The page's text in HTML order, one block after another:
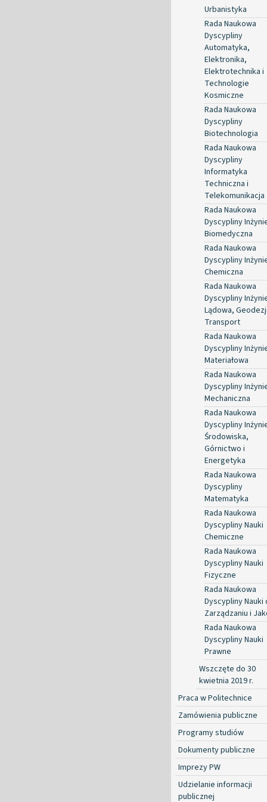
Urbanistyka
Rada Naukowa
Dyscypliny
Automatyka,
Elektronika,
Elektrotechnika i
Technologie
Kosmiczne
Rada Naukowa
Dyscypliny
Biotechnologia
Rada Naukowa
Dyscypliny
Informatyka
Techniczna i
Telekomunikacja
Rada Naukowa
Dyscypliny
Biomedyczna
Rada Naukowa
Dyscypliny
Chemiczna
Rada Naukowa
Dyscypliny
Lądowa,
Transport
Rada Naukowa
Dyscypliny
Materiałowa
Rada Naukowa
Dyscypliny
Mechaniczna
Rada Naukowa
Dyscypliny
Środowiska,
Górnictwo i
Energetyka
Rada Naukowa
Dyscypliny
Matematyka
Rada Naukowa
Dyscypliny Nauki
Chemiczne
Rada Naukowa
Dyscypliny Nauki
Fizyczne
Rada Naukowa
Dyscypliny Nauki
Zarządzaniu i
Rada Naukowa
Dyscypliny Nauki
Prawne
Wszczęte do 30
kwietnia 2019 r.
Praca w Politechnice
Zamówienia publiczne
Programy studiów
Dokumenty publiczne
Imprezy PW
Udzielanie informacji
publicznej